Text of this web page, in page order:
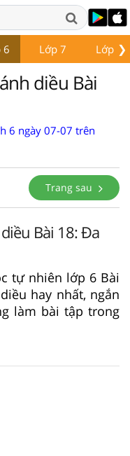
❯
6 Lớp 7 Lớp 8
diều Bài
6 ngày 07-07 trên
Trang sau
Bài 18: Đa
tự nhiên lớp 6 Bài
hay nhất, ngắn
làm bài tập trong